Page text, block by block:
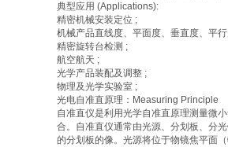
典型应用 (Applications):
精密机械安装定位 ;
机械产品直线度、平面度、垂直度、平
精密旋转台检测 ;
航空航天 ;
光学产品装配及调整 ;
物理及光学实验室 ;
光电自准直原理：Measuring Principle
自准直仪是利用光学自准直原理测量微
合。自准直仪通常由光源、分划板、分
的分划板的像。光源将位于物镜焦平面